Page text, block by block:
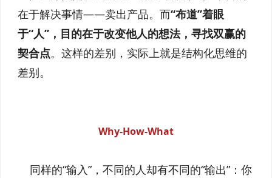
在于解决事情——卖出产品。而“布道”着眼
于“人”，目的在于改变他人的想法，寻找双赢的
契合点。这样的差别，实际上就是结构化思维的
差别。
Why-How-What
同样的“输入”，不同的人却有不同的“输出”：你